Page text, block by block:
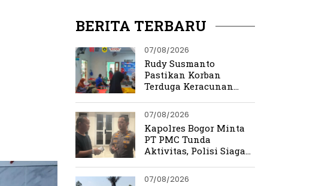
BERITA TERBARU
07/08/2026
Rudy Susmanto
Pastikan Korban
Terduga Keracunan
Maksimal
07/08/2026
Kapolres Bogor Minta
PT PMC Tunda
Aktivitas, Polisi Siaga
Tamansari
07/08/2026